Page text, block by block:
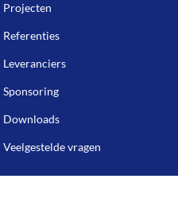
Projecten
Referenties
Leveranciers
Sponsoring
Downloads
Veelgestelde vragen